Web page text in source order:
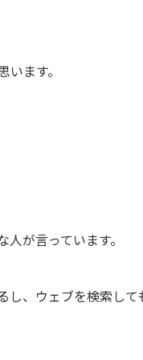
ます。
が言っています。
、ウェブを検索して